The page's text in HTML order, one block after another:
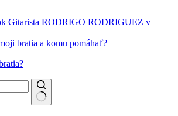
Gitarista RODRIGO RODRIGUEZ v
bratia a komu pomáhať?